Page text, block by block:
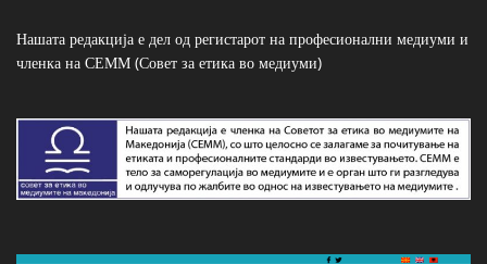
Нашата редакција е дел од регистарот на професионални медиуми и
членка на СЕММ (Совет за етика во медиуми)